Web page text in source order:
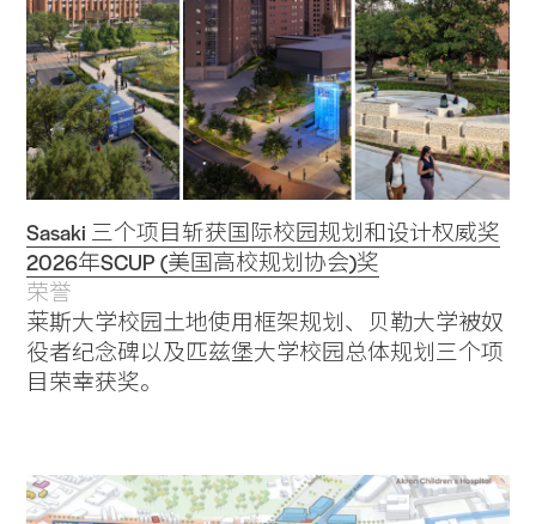
Sasaki 三个项目斩获国际校园规划和设计权威奖
2026年SCUP (美国高校规划协会)奖
荣誉
莱斯大学校园土地使用框架规划、贝勒大学被奴
役者纪念碑以及匹兹堡大学校园总体规划三个项
目荣幸获奖。